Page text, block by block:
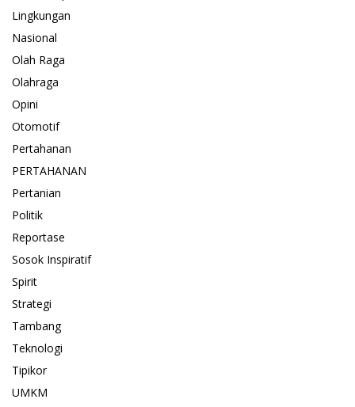
Lingkungan
Nasional
Olah Raga
Olahraga
Opini
Otomotif
Pertahanan
PERTAHANAN
Pertanian
Politik
Reportase
Sosok Inspiratif
Spirit
Strategi
Tambang
Teknologi
Tipikor
UMKM